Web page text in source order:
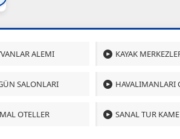
ALEMI KAYAK
SALONLARI HAVALIMANLARI
OTELLER SANAL TUR